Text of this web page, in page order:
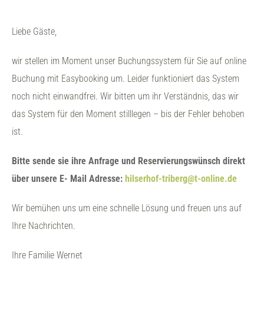
Liebe Gäste,
wir stellen im Moment unser Buchungssystem für Sie auf online
Buchung mit Easybooking um. Leider funktioniert das System
noch nicht einwandfrei. Wir bitten um ihr Verständnis, das wir
das System für den Moment stilllegen – bis der Fehler behoben
ist.
Bitte sende sie ihre Anfrage und Reservierungswünsch direkt
über unsere E- Mail Adresse: hilserhof-triberg@t-online.de
Wir bemühen uns um eine schnelle Lösung und freuen uns auf
Ihre Nachrichten.
Ihre Familie Wernet